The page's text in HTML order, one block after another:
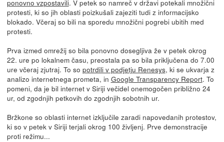
ponovno vzpostavili. V petek so namreč v državi potekali množični
protesti, ki so jih oblasti poizkušali zajeziti tudi z informacijsko
blokado. Včeraj so bili na sporedu množični pogrebi ubitih med
protesti.
Prva izmed omrežij so bila ponovno dosegljiva že v petek okrog
22. ure po lokalnem času, preostala pa so bila priključena do 7.00
ure včeraj zjutraj. To so potrdili v podjetju Renesys, ki se ukvarja z
analizo internetnega prometa, in Google Transparency Report. To
pomeni, da je bil internet v Siriji večidel onemogočen približno 24
ur, od zgodnjih petkovih do zgodnjih sobotnih ur.
Bržkone so oblasti internet izključile zaradi napovedanih protestov,
ki so v petek v Siriji terjali okrog 100 življenj. Prve demonstracije
proti režimu...